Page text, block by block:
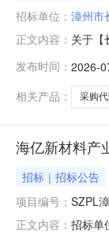
招标单位： 漳州市
正文内容： 关于【
代理服
率：
发布时间： 2026-
相关产品：
采购
海亿新材料产
招标｜招标公告
项目编号： SZPL
正文内容： 招标单